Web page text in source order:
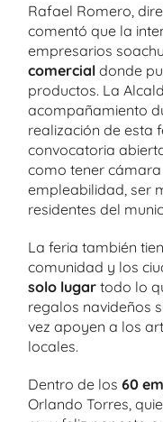
Rafael Romero,
comentó que la
empresarios
comercial donde
productos. La
acompañamiento
realización de esta
convocatoria
como tener
empleabilidad, ser
residentes del
La feria también
comunidad y los
solo lugar todo lo
regalos navideños
vez apoyen a los
locales.
Dentro de los 60
Orlando Torres,